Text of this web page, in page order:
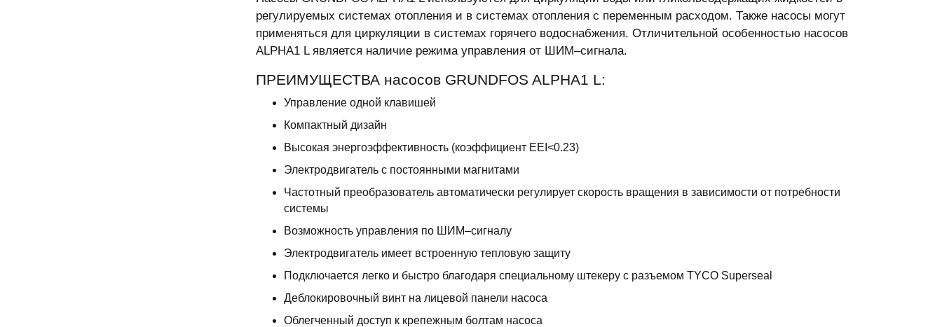
регулируемых системах отопления и в системах отопления с переменным расходом. Также насосы могут
применяться для циркуляции в системах горячего водоснабжения. Отличительной особенностью насосов
ALPHA1 L является наличие режима управления от ШИМ–сигнала.
ПРЕИМУЩЕСТВА насосов GRUNDFOS ALPHA1 L:
Управление одной клавишей
Компактный дизайн
Высокая энергоэффективность (коэффициент EEI<0.23)
Электродвигатель с постоянными магнитами
Частотный преобразователь автоматически регулирует скорость вращения в зависимости от потребности
системы
Возможность управления по ШИМ–сигналу
Электродвигатель имеет встроенную тепловую защиту
Подключается легко и быстро благодаря специальному штекеру c разъемом TYCO Superseal
Деблокировочный винт на лицевой панели насоса
Облегченный доступ к крепежным болтам насоса